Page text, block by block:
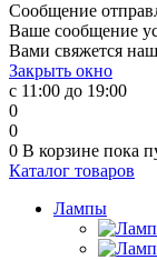
Сообщение
Ваше сообщение
Вами свяжется
Закрыть окно
с 11:00 до 19:00
0
0
0 В корзине пока
Каталог товаров
Лампы